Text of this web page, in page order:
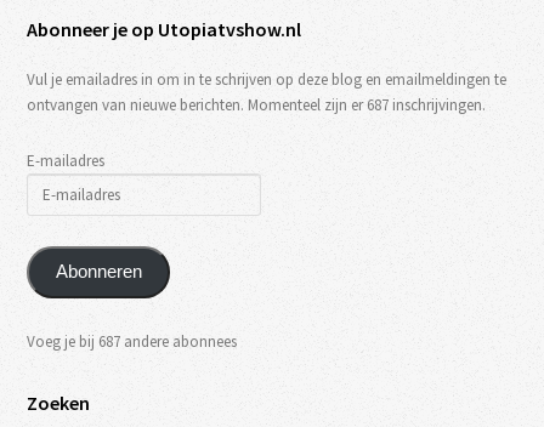
Abonneer je op Utopiatvshow.nl
Vul je emailadres in om in te schrijven op deze blog en emailmeldingen te
ontvangen van nieuwe berichten. Momenteel zijn er 687 inschrijvingen.
E-mailadres
Abonneren
Voeg je bij 687 andere abonnees
Zoeken